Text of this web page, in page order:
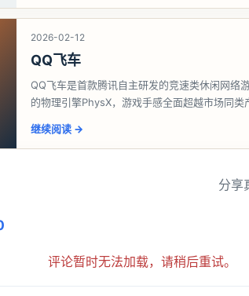
2026-02-12
QQ飞车
QQ飞车是首款腾讯自主研发的竞速类休闲网络
的物理引擎PhysX，游戏手感全面超越市场同类
继续阅读 →
分享
评论暂时无法加载，请稍后重试。